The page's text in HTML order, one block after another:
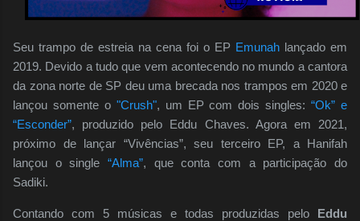
Seu trampo de estreia na cena foi o EP Emunah lançado em
2019. Devido a tudo que vem acontecendo no mundo a cantora
da zona norte de SP deu uma brecada nos trampos em 2020 e
lançou somente o "Crush", um EP com dois singles:“Ok” e
“Esconder”, produzido pelo Eddu Chaves. Agora em 2021,
próximo de lançar “Vivências”, seu terceiro EP, a Hanifah
lançou o single “Alma”, que conta com a participação do
Sadiki.
Contando com 5 músicas e todas produzidas pelo Eddu